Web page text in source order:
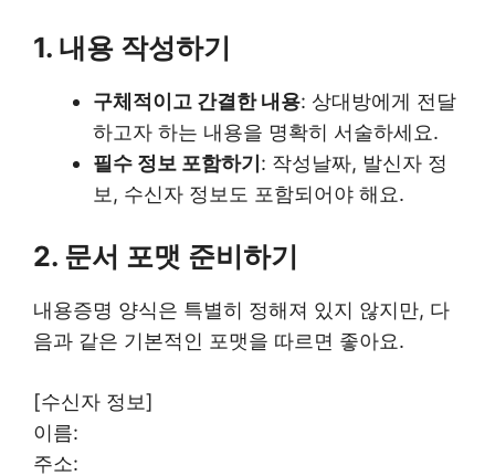
1. 내용 작성하기
구체적이고 간결한 내용: 상대방에게 전달
하고자 하는 내용을 명확히 서술하세요.
필수 정보 포함하기 : 작성날짜, 발신자 정
보, 수신자 정보도 포함되어야 해요.
2. 문서 포맷 준비하기
내용증명 양식은 특별히 정해져 있지 않지만, 다
음과 같은 기본적인 포맷을 따르면 좋아요.
[수신자 정보]
이름:
주소: